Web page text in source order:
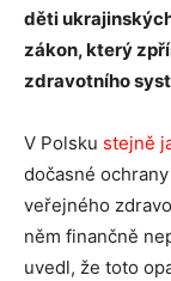
děti
zákon, který
zdravotního
V Polsku stejně
dočasné
veřejného
něm finančně
uvedl, že toto